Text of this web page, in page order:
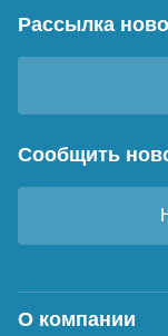
Рассылка
Сообщить
О компании